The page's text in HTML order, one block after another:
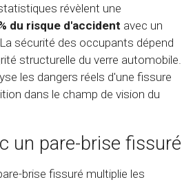
révèlent une
du risque d'accident avec un
sécurité des occupants dépend
structurelle du verre automobile.
les dangers réels d'une fissure
dans le champ de vision du
un pare-brise fissuré
brise fissuré multiplie les